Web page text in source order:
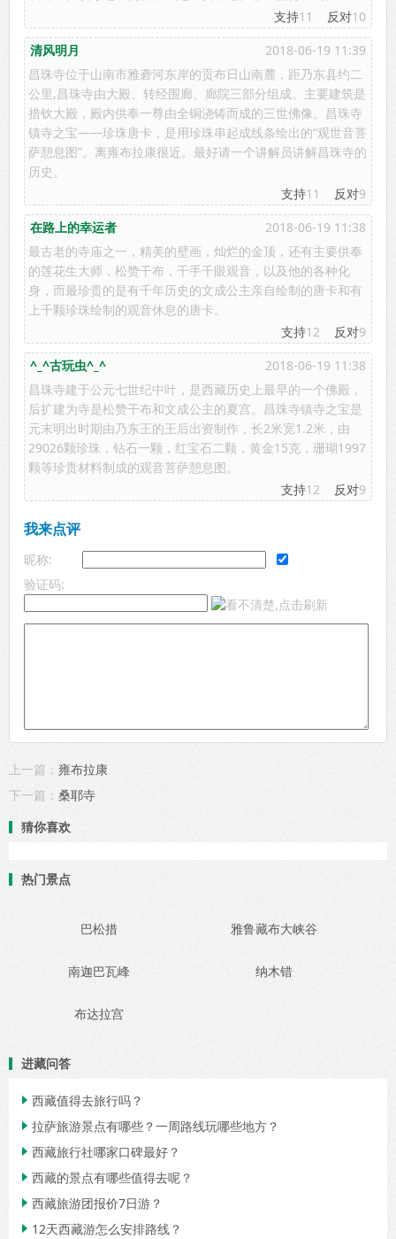
支持11 反对10
清风明月
2018-06-19 11:39
昌珠寺位于山南市雅砻河东岸的贡布日山南麓，距乃东县约二
公里,昌珠寺由大殿、转经围廊、廊院三部分组成。主要建筑是
措钦大殿，殿内供奉一尊由全铜浇铸而成的三世佛像。昌珠寺
镇寺之宝——珍珠唐卡，是用珍珠串起成线条绘出的“观世音菩
萨憩息图”。离雍布拉康很近。最好请一个讲解员讲解昌珠寺的
历史。
支持11 反对9
在路上的幸运者
2018-06-19 11:38
最古老的寺庙之一，精美的壁画，灿烂的金顶，还有主要供奉
的莲花生大师，松赞干布，千手千眼观音，以及他的各种化
身，而最珍贵的是有千年历史的文成公主亲自绘制的唐卡和有
上千颗珍珠绘制的观音休息的唐卡。
支持12 反对9
^_^古玩虫^_^
2018-06-19 11:38
昌珠寺建于公元七世纪中叶，是西藏历史上最早的一个佛殿，
后扩建为寺是松赞干布和文成公主的夏宫。昌珠寺镇寺之宝是
元末明出时期由乃东王的王后出资制作，长2米宽1.2米，由
29026颗珍珠，钻石一颗，红宝石二颗，黄金15克，珊瑚1997
颗等珍贵材料制成的观音菩萨憩息图。
支持12 反对9
我来点评
昵称:
验证码:
上一篇： 雍布拉康
下一篇： 桑耶寺
猜你喜欢
热门景点
巴松措 雅鲁藏布大峡谷
南迦巴瓦峰 纳木错
布达拉宫
进藏问答
 西藏值得去旅行吗？
 拉萨旅游景点有哪些？一周路线玩哪些地方？
 西藏旅行社哪家口碑最好？
 西藏的景点有哪些值得去呢？
 西藏旅游团报价7日游？
 12天西藏游怎么安排路线？